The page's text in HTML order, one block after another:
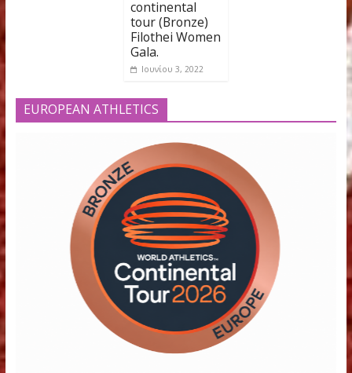
You May Also Like
Filothei Women
Ιουνίου 12, 2018
επιδόσεις
καταγράφηκαν,
για ακόμη μία
χρονιά, στο
διεθνές
μίτινγκ του
continental
tour (Bronze)
Filothei Women
Gala.
Ιουνίου 3, 2022
ΤΡΙΠΛΟΥΝ
ΜΗΚΟΣ στο
Filothei
Μαΐου 28,